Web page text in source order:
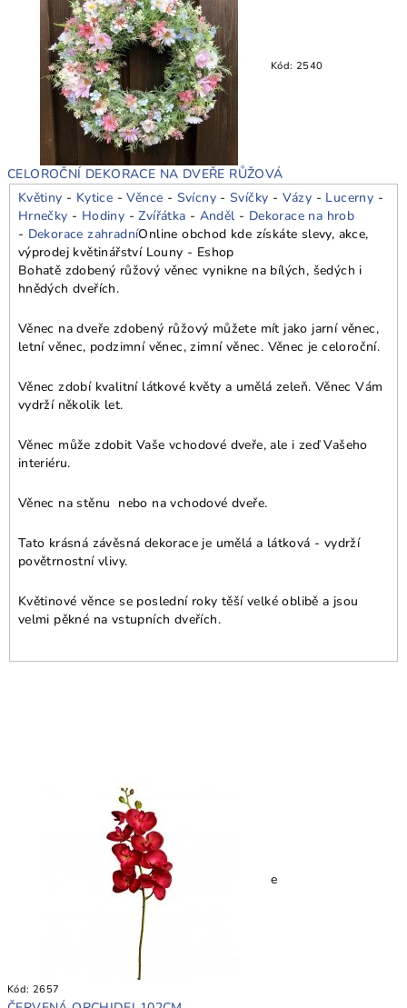
Kód: 2540
CELOROČNÍ DEKORACE NA DVEŘE RŮŽOVÁ
Květiny - Kytice -Věnce - Svícny-Svíčky - Vázy - Lucerny -
Hrnečky - Hodiny -Zvířátka - Anděl - Dekorace na hrob
- Dekorace zahradníOnline obchod kde získáte slevy, akce,
výprodej květinářství Louny - Eshop
Bohatě zdobený růžový věnec vynikne na bílých, šedých i
hnědých dveřích.
Věnec na dveře zdobený růžový můžete mít jako jarní věnec,
letní věnec, podzimní věnec, zimní věnec. Věnec je celoroční.
Věnec zdobí kvalitní látkové květy a umělá zeleň. Věnec Vám
vydrží několik let.
Věnec může zdobit Vaše vchodové dveře, ale i zeď Vašeho
interiéru.
Věnec na stěnu nebo na vchodové dveře.
Tato krásná závěsná dekorace je umělá a látková - vydrží
povětrnostní vlivy.
Květinové věnce se poslední roky těší velké oblibě a jsou
velmi pěkné na vstupních dveřích.
e
Kód: 2657